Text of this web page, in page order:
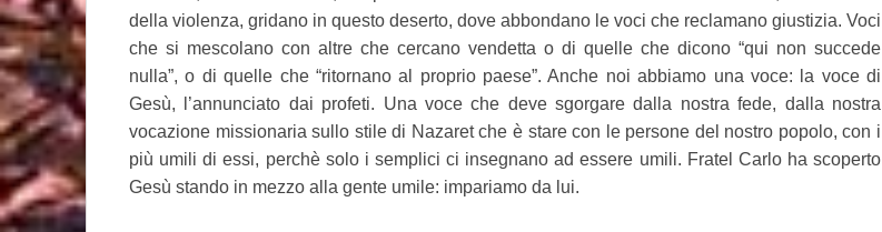
della violenza, gridano in questo deserto, dove abbondano le voci che reclamano giustizia. Voci
che si mescolano con altre che cercano vendetta o di quelle che dicono “qui non succede
nulla”, o di quelle che “ritornano al proprio paese”. Anche noi abbiamo una voce: la voce di
Gesù, l’annunciato dai profeti. Una voce che deve sgorgare dalla nostra fede, dalla nostra
vocazione missionaria sullo stile di Nazaret che è stare con le persone del nostro popolo, con i
più umili di essi, perchè solo i semplici ci insegnano ad essere umili. Fratel Carlo ha scoperto
Gesù stando in mezzo alla gente umile: impariamo da lui.